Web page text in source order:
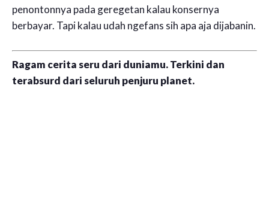
penontonnya pada geregetan kalau konsernya
berbayar. Tapi kalau udah ngefans sih apa aja dijabanin.
Ragam cerita seru dari duniamu. Terkini dan
terabsurd dari seluruh penjuru planet.